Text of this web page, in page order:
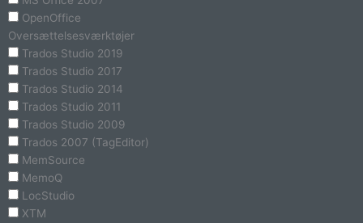
OpenOffice
Oversættelsesværktøjer
Trados Studio 2019
Trados Studio 2017
Trados Studio 2014
Trados Studio 2011
Trados Studio 2009
Trados 2007 (TagEditor)
MemSource
MemoQ
LocStudio
XTM